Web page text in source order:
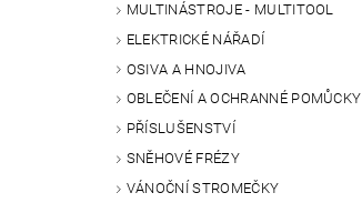
MULTINÁSTROJE - MULTITOOL
ELEKTRICKÉ NÁŘADÍ
OSIVA A HNOJIVA
OBLEČENÍ A OCHRANNÉ POMŮCKY
PŘÍSLUŠENSTVÍ
SNĚHOVÉ FRÉZY
VÁNOČNÍ STROMEČKY